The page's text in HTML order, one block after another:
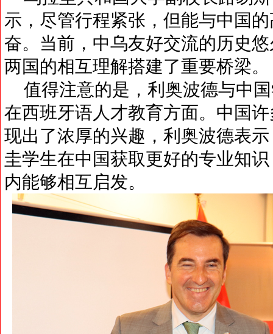
示，尽管行程紧张，但能与中国
奋。当前，中乌友好交流的历史
两国的相互理解搭建了重要桥梁。
值得注意的是，利奥波德与中
在西班牙语人才教育方面。中国
现出了浓厚的兴趣，利奥波德表
圭学生在中国获取更好的专业知
内能够相互启发。